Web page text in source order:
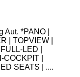
*PANO |
| TOPVIEW |
LED |
|
SEATS | ....